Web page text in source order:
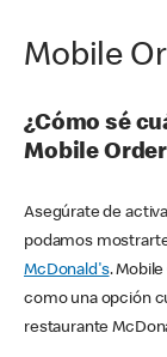
Mobile
¿Cómo sé
Mobile
Asegúrate de
podamos
McDonald's. Mobile
como una opción
restaurante